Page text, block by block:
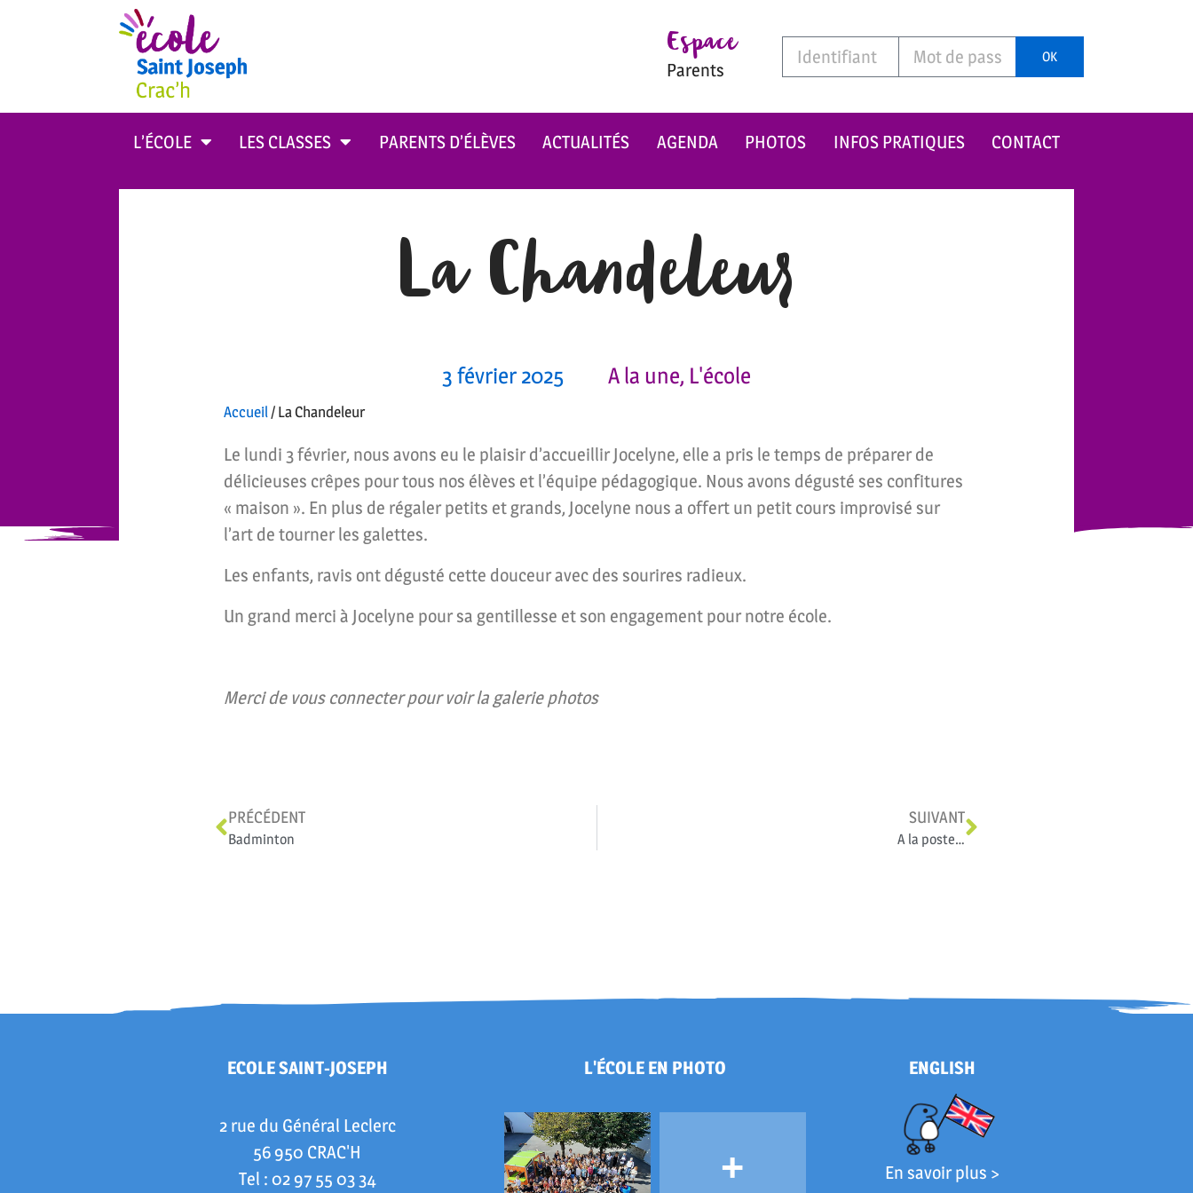
Espace
Parents
OK
L’ÉCOLE LES CLASSES PARENTS D’ÉLÈVES ACTUALITÉS AGENDA PHOTOS INFOS PRATIQUES CONTACT
La Chandeleur
3 février 2025 A la une, L'école
Accueil/ La Chandeleur
Le lundi 3 février, nous avons eu le plaisir d’accueillir Jocelyne, elle a pris le temps de préparer de
délicieuses crêpes pour tous nos élèves et l’équipe pédagogique. Nous avons dégusté ses confitures
« maison ». En plus de régaler petits et grands, Jocelyne nous a offert un petit cours improvisé sur
l’art de tourner les galettes.
Les enfants, ravis ont dégusté cette douceur avec des sourires radieux.
Un grand merci à Jocelyne pour sa gentillesse et son engagement pour notre école.
Merci de vous connecter pour voir la galerie photos
PRÉCÉDENT
Badminton
SUIVANT
A la poste…
ECOLE SAINT-JOSEPH
2 rue du Général Leclerc
56 950 CRAC'H
Tel : 02 97 55 03 34
L'ÉCOLE EN PHOTO
+
ENGLISH
En savoir plus >